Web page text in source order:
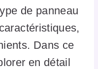
de panneau
Dans ce
en détail